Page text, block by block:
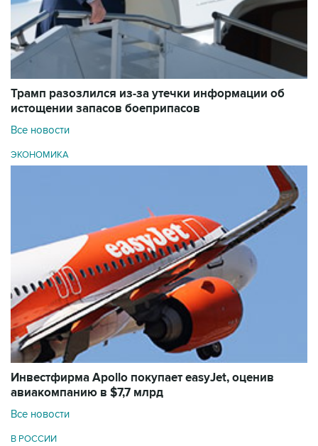
Трамп разозлился из-за утечки информации об
истощении запасов боеприпасов
Все новости
ЭКОНОМИКА
Инвестфирма Apollo покупает easyJet, оценив
авиакомпанию в $7,7 млрд
Все новости
В РОССИИ